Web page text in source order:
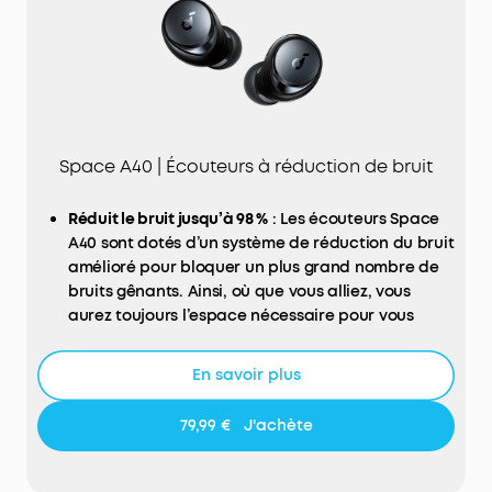
soucis de batterie.
CONÇU POUR LE CONFORT ET LE STYLE
élégantes oreillettes pivotantes à 8° s'adaptent
sans effort aux contours de toutes les têtes,
naturel.
Space A40 | Écouteurs à réduction de bruit
Réduit le bruit jusqu’à 98 % : Les écouteurs Space
A40 sont dotés d’un système de réduction du bruit
amélioré pour bloquer un plus grand nombre de
bruits gênants. Ainsi, où que vous alliez, vous
aurez toujours l’espace nécessaire pour vous
Réduction automatique du bruit sur mesure
extérieurs et sélectionnent automatiquement un
En savoir plus
79,99 € J'achète